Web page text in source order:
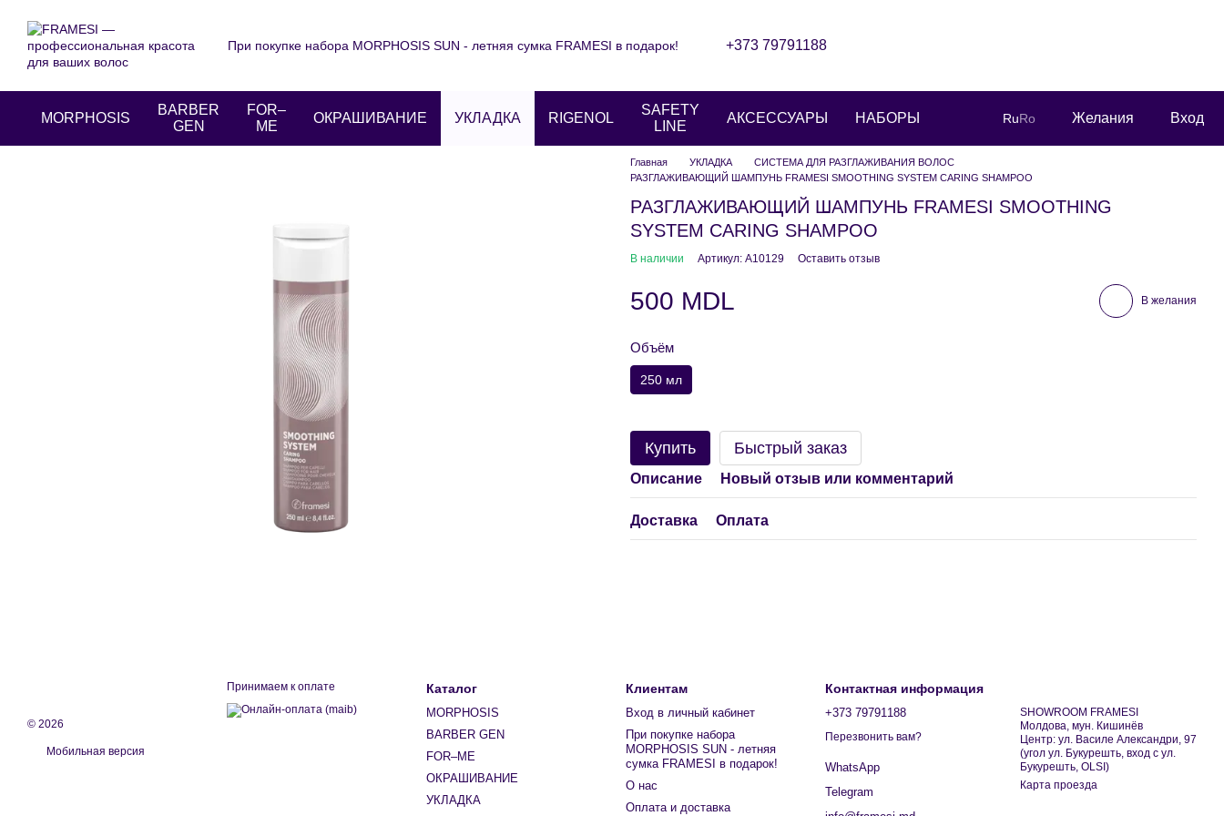
При покупке набора MORPHOSIS SUN - летняя сумка FRAMESI в подарок!
+373 79791188
MORPHOSIS
BARBER
GEN
FOR–
ME
ОКРАШИВАНИЕ УКЛАДКА RIGENOL
SAFETY
LINE
АКСЕССУАРЫ НАБОРЫ RuRo Желания Вход
Главная УКЛАДКА
СИСТЕМА ДЛЯ РАЗГЛАЖИВАНИЯ ВОЛОС
РАЗГЛАЖИВАЮЩИЙ ШАМПУНЬ FRAMESI SMOOTHING SYSTEM CARING SHAMPOO
РАЗГЛАЖИВАЮЩИЙ ШАМПУНЬ FRAMESI SMOOTHING
SYSTEM CARING SHAMPOO
В наличии Артикул: A10129 Оставить отзыв
500 MDL В желания
Объём
250 мл
Купить Быстрый заказ
Описание Новый отзыв или комментарий
Доставка Оплата
© 2026
Мобильная версия
Принимаем к оплате Каталог
MORPHOSIS
BARBER GEN
FOR–ME
ОКРАШИВАНИЕ
УКЛАДКА
Клиентам
Вход в личный кабинет
При покупке набора
MORPHOSIS SUN - летняя
сумка FRAMESI в подарок!
О нас
Оплата и доставка
Контактная информация
+373 79791188
Перезвонить вам?
WhatsApp
Telegram
SHOWROOM FRAMESI
Молдова, мун. Кишинёв
Центр: ул. Василе Александри, 97
(угол ул. Букурешть, вход с ул.
Букурешть, OLSI)
Карта проезда